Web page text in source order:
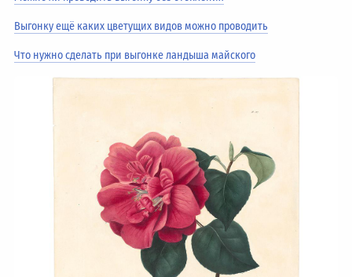
Выгонку ещё каких цветущих видов можно проводить
Что нужно сделать при выгонке ландыша майского